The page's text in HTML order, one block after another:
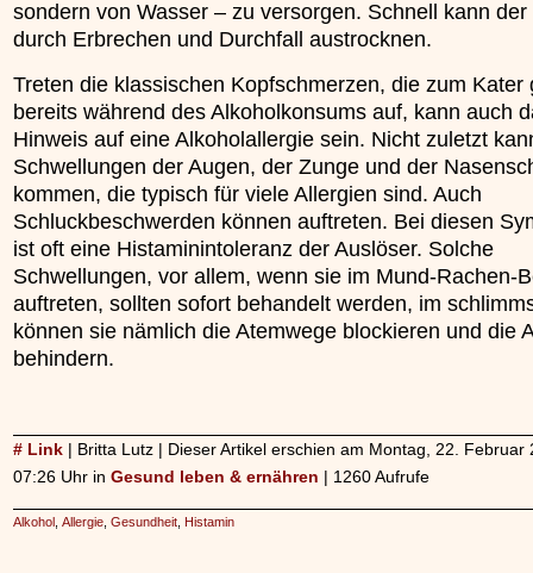
sondern von Wasser – zu versorgen. Schnell kann der
durch Erbrechen und Durchfall austrocknen.
Treten die klassischen Kopfschmerzen, die zum Kater
bereits während des Alkoholkonsums auf, kann auch
Hinweis auf eine Alkoholallergie sein. Nicht zuletzt
Schwellungen der Augen, der Zunge und der
kommen, die typisch für viele Allergien sind. Auch
Schluckbeschwerden können auftreten. Bei diesen
ist oft eine Histaminintoleranz der Auslöser. Solche
Schwellungen, vor allem, wenn sie im Mund-Rachen-
auftreten, sollten sofort behandelt werden, im
können sie nämlich die Atemwege blockieren und die
behindern.
# Link | Britta Lutz | Dieser Artikel erschien am Montag, 22. Februar
07:26 Uhr in Gesund leben & ernähren | 1260 Aufrufe
Alkohol Allergie Gesundheit Histamin